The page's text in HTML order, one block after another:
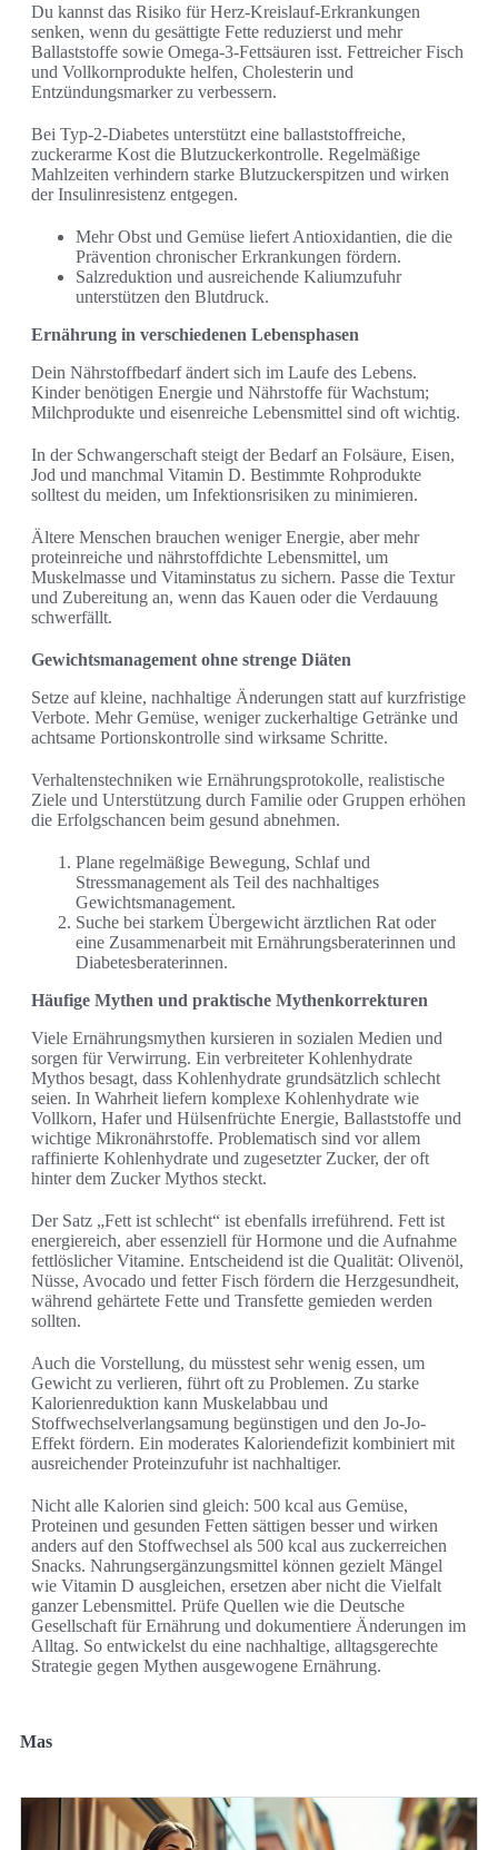
Du kannst das Risiko für Herz-Kreislauf-Erkrankungen
senken, wenn du gesättigte Fette reduzierst und mehr
Ballaststoffe sowie Omega-3-Fettsäuren isst. Fettreicher Fisch
und Vollkornprodukte helfen, Cholesterin und
Entzündungsmarker zu verbessern.
Bei Typ-2-Diabetes unterstützt eine ballaststoffreiche,
zuckerarme Kost die Blutzuckerkontrolle. Regelmäßige
Mahlzeiten verhindern starke Blutzuckerspitzen und wirken
der Insulinresistenz entgegen.
Mehr Obst und Gemüse liefert Antioxidantien, die die
Prävention chronischer Erkrankungen fördern.
Salzreduktion und ausreichende Kaliumzufuhr
unterstützen den Blutdruck.
Ernährung in verschiedenen Lebensphasen
Dein Nährstoffbedarf ändert sich im Laufe des Lebens.
Kinder benötigen Energie und Nährstoffe für Wachstum;
Milchprodukte und eisenreiche Lebensmittel sind oft wichtig.
In der Schwangerschaft steigt der Bedarf an Folsäure, Eisen,
Jod und manchmal Vitamin D. Bestimmte Rohprodukte
solltest du meiden, um Infektionsrisiken zu minimieren.
Ältere Menschen brauchen weniger Energie, aber mehr
proteinreiche und nährstoffdichte Lebensmittel, um
Muskelmasse und Vitaminstatus zu sichern. Passe die Textur
und Zubereitung an, wenn das Kauen oder die Verdauung
schwerfällt.
Gewichtsmanagement ohne strenge Diäten
Setze auf kleine, nachhaltige Änderungen statt auf kurzfristige
Verbote. Mehr Gemüse, weniger zuckerhaltige Getränke und
achtsame Portionskontrolle sind wirksame Schritte.
Verhaltenstechniken wie Ernährungsprotokolle, realistische
Ziele und Unterstützung durch Familie oder Gruppen erhöhen
die Erfolgschancen beim gesund abnehmen.
Plane regelmäßige Bewegung, Schlaf und
Stressmanagement als Teil des nachhaltiges
Gewichtsmanagement.
Suche bei starkem Übergewicht ärztlichen Rat oder
eine Zusammenarbeit mit Ernährungsberaterinnen und
Diabetesberaterinnen.
Häufige Mythen und praktische Mythenkorrekturen
Viele Ernährungsmythen kursieren in sozialen Medien und
sorgen für Verwirrung. Ein verbreiteter Kohlenhydrate
Mythos besagt, dass Kohlenhydrate grundsätzlich schlecht
seien. In Wahrheit liefern komplexe Kohlenhydrate wie
Vollkorn, Hafer und Hülsenfrüchte Energie, Ballaststoffe und
wichtige Mikronährstoffe. Problematisch sind vor allem
raffinierte Kohlenhydrate und zugesetzter Zucker, der oft
hinter dem Zucker Mythos steckt.
Der Satz „Fett ist schlecht“ ist ebenfalls irreführend. Fett ist
energiereich, aber essenziell für Hormone und die Aufnahme
fettlöslicher Vitamine. Entscheidend ist die Qualität: Olivenöl,
Nüsse, Avocado und fetter Fisch fördern die Herzgesundheit,
während gehärtete Fette und Transfette gemieden werden
sollten.
Auch die Vorstellung, du müsstest sehr wenig essen, um
Gewicht zu verlieren, führt oft zu Problemen. Zu starke
Kalorienreduktion kann Muskelabbau und
Stoffwechselverlangsamung begünstigen und den Jo-Jo-
Effekt fördern. Ein moderates Kaloriendefizit kombiniert mit
ausreichender Proteinzufuhr ist nachhaltiger.
Nicht alle Kalorien sind gleich: 500 kcal aus Gemüse,
Proteinen und gesunden Fetten sättigen besser und wirken
anders auf den Stoffwechsel als 500 kcal aus zuckerreichen
Snacks. Nahrungsergänzungsmittel können gezielt Mängel
wie Vitamin D ausgleichen, ersetzen aber nicht die Vielfalt
ganzer Lebensmittel. Prüfe Quellen wie die Deutsche
Gesellschaft für Ernährung und dokumentiere Änderungen im
Alltag. So entwickelst du eine nachhaltige, alltagsgerechte
Strategie gegen Mythen ausgewogene Ernährung.
Mas